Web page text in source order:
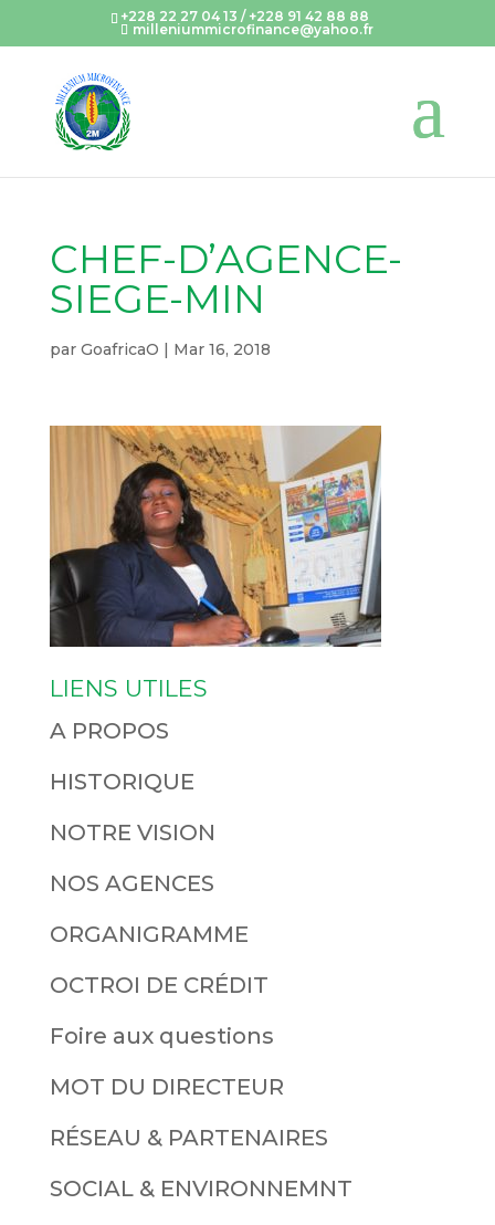
+228 22 27 04 13 / +228 91 42 88 88
milleniummicrofinance@yahoo.fr
CHEF-D’AGENCE-
SIEGE-MIN
par GoafricaO | Mar 16, 2018
LIENS UTILES
A PROPOS
HISTORIQUE
NOTRE VISION
NOS AGENCES
ORGANIGRAMME
OCTROI DE CRÉDIT
Foire aux questions
MOT DU DIRECTEUR
RÉSEAU & PARTENAIRES
SOCIAL & ENVIRONNEMNT